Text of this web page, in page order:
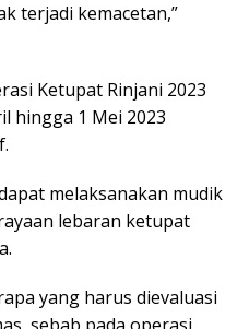
terjadi kemacetan,”
Ketupat Rinjani 2023
hingga 1 Mei 2023
melaksanakan mudik
lebaran ketupat
yang harus dievaluasi